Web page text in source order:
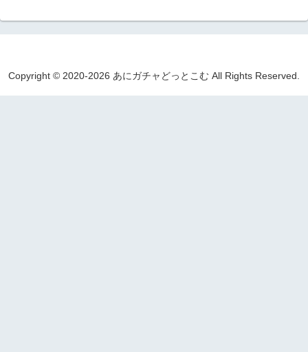
Copyright © 2020-2026 あにガチャどっとこむ All Rights Reserved.